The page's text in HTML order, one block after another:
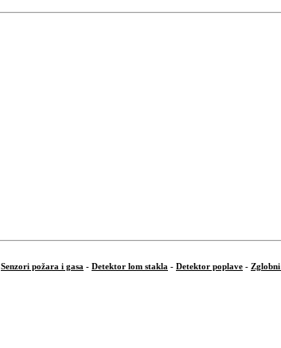
Senzori požara i gasa - Detektor lom stakla - Detektor poplave - Zglobni